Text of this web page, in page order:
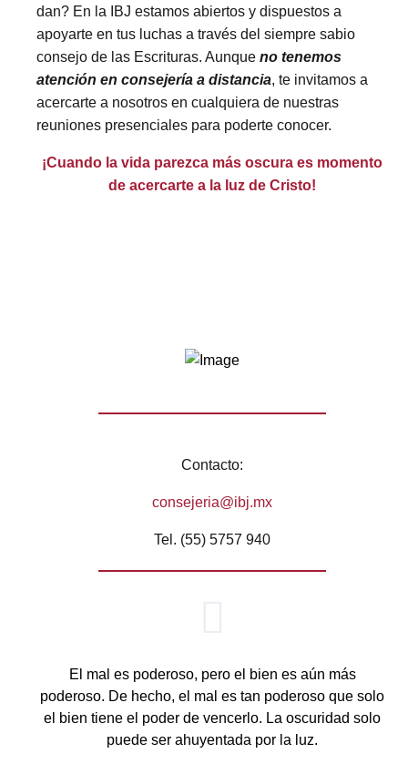
dan? En la IBJ estamos abiertos y dispuestos a
apoyarte en tus luchas a través del siempre sabio
consejo de las Escrituras. Aunque no tenemos
atención en consejería a distancia, te invitamos a
acercarte a nosotros en cualquiera de nuestras
reuniones presenciales para poderte conocer.
¡Cuando la vida parezca más oscura es momento
de acercarte a la luz de Cristo!
Contacto:
consejeria@ibj.mx
Tel. (55) 5757 940
El mal es poderoso, pero el bien es aún más
poderoso. De hecho, el mal es tan poderoso que solo
el bien tiene el poder de vencerlo. La oscuridad solo
puede ser ahuyentada por la luz.